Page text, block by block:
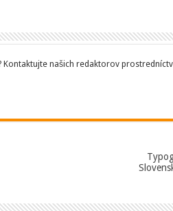
Kontaktujte našich redaktorov